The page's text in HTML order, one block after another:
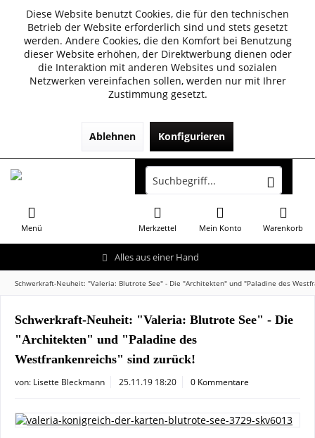
Diese Website benutzt Cookies, die für den technischen
Betrieb der Website erforderlich sind und stets gesetzt
werden. Andere Cookies, die den Komfort bei Benutzung
dieser Website erhöhen, der Direktwerbung dienen oder
die Interaktion mit anderen Websites und sozialen
Netzwerken vereinfachen sollen, werden nur mit Ihrer
Zustimmung gesetzt.
Ablehnen Konfigurieren
Alles aus einer Hand
Menü Warenkorb
Merkzettel Mein Konto
Schwerkraft-Neuheit: "Valeria: Blutrote See" - Die "Architekten" und "Paladine des
Schwerkraft-Neuheit: "Valeria: Blutrote See" - Die
"Architekten" und "Paladine des
Westfrankenreichs" sind zurück!
von: Lisette Bleckmann 25.11.19 18:20 0 Kommentare